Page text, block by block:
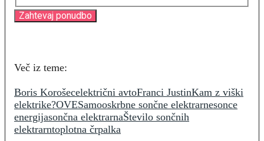
Več iz teme:
Boris Korošecelektrični avtoFranci JustinKam z viški
elektrike?OVESamooskrbne sončne elektrarnesonce
energijasončna elektrarnaŠtevilo sončnih
elektrarntoplotna črpalka